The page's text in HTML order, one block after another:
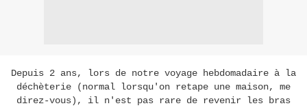
Depuis 2 ans, lors de notre voyage hebdomadaire à la
déchèterie (normal lorsqu'on retape une maison, me
direz-vous), il n'est pas rare de revenir les bras